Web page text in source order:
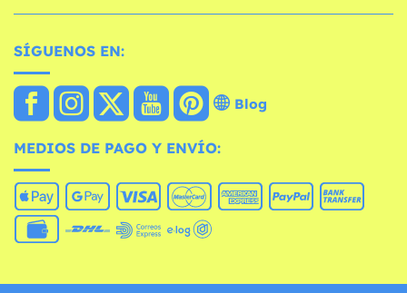
SÍGUENOS EN:
Blog
MEDIOS DE PAGO Y ENVÍO: